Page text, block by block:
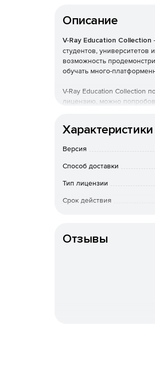
Описание
V-Ray Education Collection
студентов,
возможность
обучать много-
V-Ray Education Collection
лицензию, можно
Включены полные версии
V-Ray for Maya
V-Ray for SketchUp
Характеристики
Версия
Способ доставки
Тип лицензии
Срок действия
Отзывы